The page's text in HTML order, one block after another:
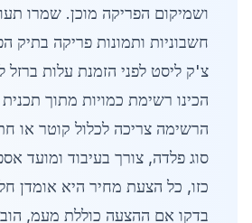
ושמיקום הפריקה מוכן. שמרו
חשבוניות ותמונות פריקה בתיק
צ'ק ליסט לפני הזמנת עלות ברזל
הכינו רשימת כמויות מתוך תכנית
הרשימה צריכה לכלול קוטר או
סוג פלדה, צורך בעיבוד ומועד
כזו, כל הצעת מחיר היא אומדן
בדקו אם ההצעה כוללת מעמ,